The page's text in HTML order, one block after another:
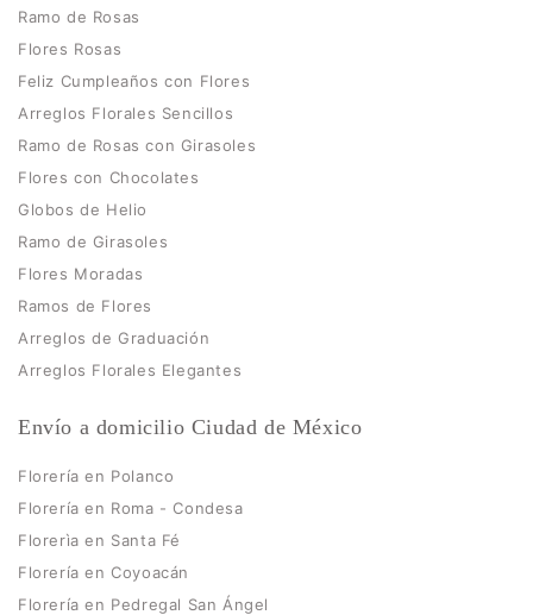
Ramo de Rosas
Flores Rosas
Feliz Cumpleaños con Flores
Arreglos Florales Sencillos
Ramo de Rosas con Girasoles
Flores con Chocolates
Globos de Helio
Ramo de Girasoles
Flores Moradas
Ramos de Flores
Arreglos de Graduación
Arreglos Florales Elegantes
Envío a domicilio Ciudad de México
Florería en Polanco
Florería en Roma - Condesa
Florerìa en Santa Fé
Florería en Coyoacán
Florería en Pedregal San Ángel